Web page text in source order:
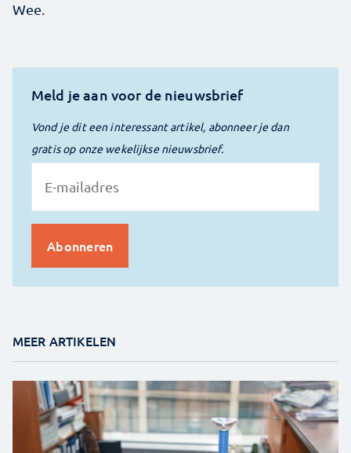
Wee.
Meld je aan voor de nieuwsbrief
Vond je dit een interessant artikel, abonneer je dan
gratis op onze wekelijkse nieuwsbrief.
MEER ARTIKELEN